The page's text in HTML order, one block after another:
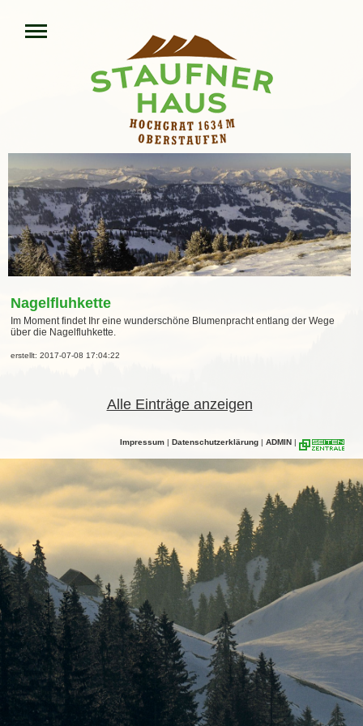
Nagelfluhkette
Im Moment findet Ihr eine wunderschöne Blumenpracht entlang der Wege
über die Nagelfluhkette.
erstellt: 2017-07-08 17:04:22
Alle Einträge anzeigen
Impressum | Datenschutzerklärung | ADMIN |